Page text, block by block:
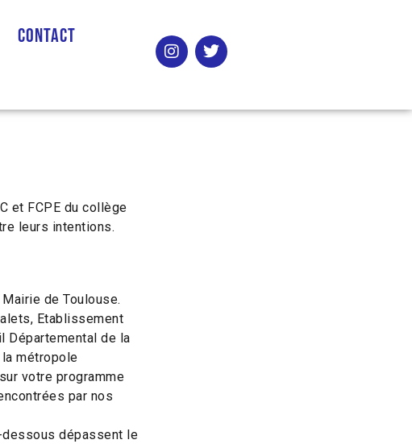
Contact
et FCPE du collège
leurs intentions.
de Toulouse.
Etablissement
Départemental de la
métropole
votre programme
par nos
dépassent le